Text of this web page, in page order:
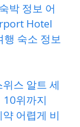
박 정보 어
Hotel
숙소 정보
스 알트 세
10위까지
어렵게 비